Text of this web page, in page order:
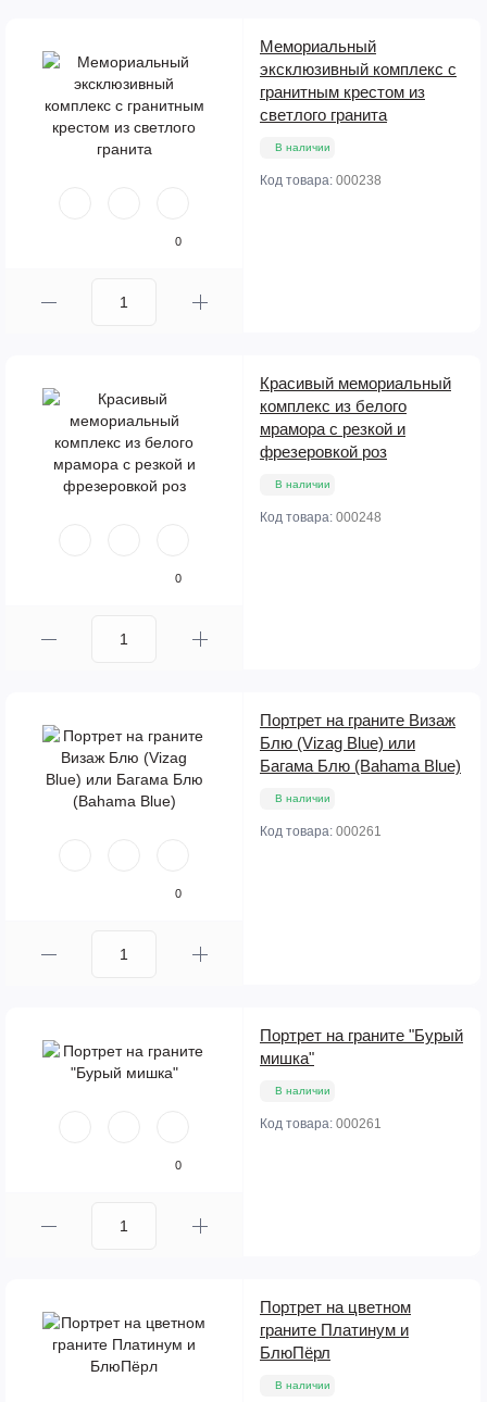
0
Мемориальный
эксклюзивный комплекс с
гранитным крестом из
светлого гранита
В наличии
Код товара: 000238
0
Красивый мемориальный
комплекс из белого
мрамора с резкой и
фрезеровкой роз
В наличии
Код товара: 000248
0
Портрет на граните Визаж
Блю (Vizag Blue) или
Багама Блю (Bahama Blue)
В наличии
Код товара: 000261
0
Портрет на граните "Бурый
мишка"
В наличии
Код товара: 000261
Портрет на цветном
граните Платинум и
БлюПёрл
В наличии